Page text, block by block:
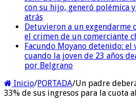
con su hijo, generó polémica
atrás
Detuvieron a un exgendarme
el crimen de un comerciante
Facundo Moyano detenido:
cuando la joven de 23 años
por Belgrano
Inicio/PORTADA/Un padre
33% de sus ingresos para la cuota